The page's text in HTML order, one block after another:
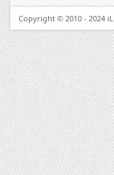
Copyright © 2010 - 2024